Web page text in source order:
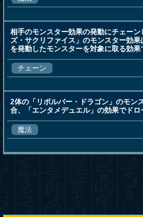
相手のモンスター効果の発動にチェー
ズ・サクリファイス」のモンスター効
を発動したモンスターを対象に取る効果
チェーン
2体の「リボルバー・ドラゴン」のモン
合、「エンタメデュエル」の効果でドロ
魔法